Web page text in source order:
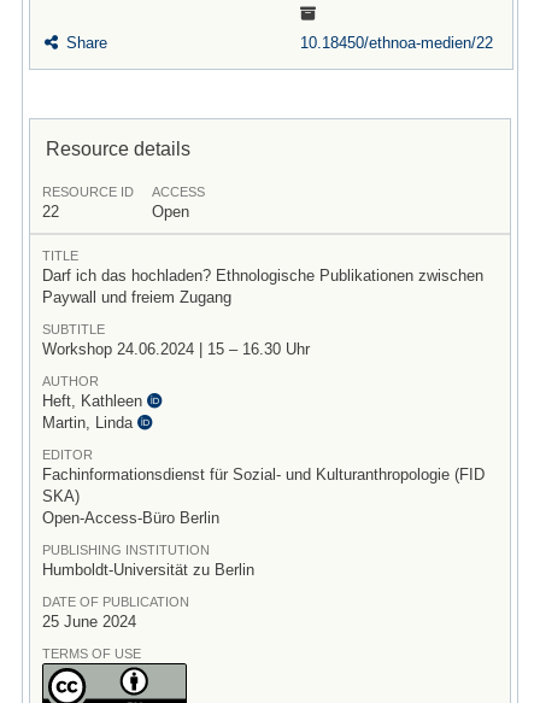
Share 10.18450/ethnoa-medien/22
Resource details
RESOURCE ID
22
ACCESS
Open
TITLE
Darf ich das hochladen? Ethnologische Publikationen zwischen
Paywall und freiem Zugang
SUBTITLE
Workshop 24.06.2024 | 15 – 16.30 Uhr
AUTHOR
Heft, Kathleen
Martin, Linda
EDITOR
Fachinformationsdienst für Sozial- und Kulturanthropologie (FID
SKA)
Open-Access-Büro Berlin
PUBLISHING INSTITUTION
Humboldt-Universität zu Berlin
DATE OF PUBLICATION
25 June 2024
TERMS OF USE